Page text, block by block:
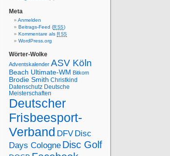
Meta
Anmelden
Beitrags-Feed (RSS)
Kommentare als RSS
WordPress.org
Wörter-Wolke
Adventskalender ASV Köln
Beach Ultimate-WM Bitkom
Brodie Smith Christkind
Datenschutz Deutsche
Meisterschaften
Deutscher
Frisbeesport-
Verband DFV Disc
Days Cologne Disc Golf